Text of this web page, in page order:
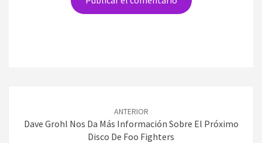
entradas
ANTERIOR
Dave Grohl Nos Da Más Información Sobre El Próximo
Disco De Foo Fighters